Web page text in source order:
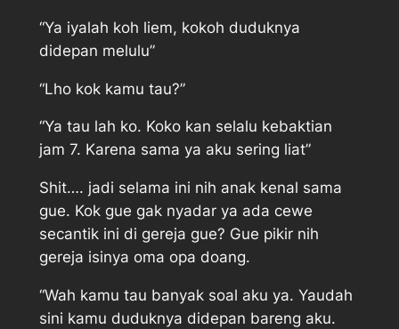
“Ya iyalah koh liem, kokoh duduknya
didepan melulu”
“Lho kok kamu tau?”
“Ya tau lah ko. Koko kan selalu kebaktian
jam 7. Karena sama ya aku sering liat”
Shit…. jadi selama ini nih anak kenal sama
gue. Kok gue gak nyadar ya ada cewe
secantik ini di gereja gue? Gue pikir nih
gereja isinya oma opa doang.
“Wah kamu tau banyak soal aku ya. Yaudah
sini kamu duduknya didepan bareng aku.